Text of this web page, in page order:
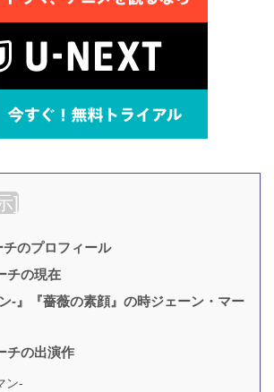
]
のプロフィール
チの現在
-』『薔薇の素顔』の時ジェーン・マー
チの出演作
ン-